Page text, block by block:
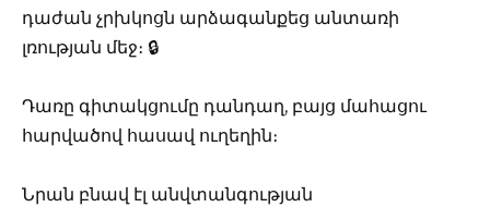
դաժան չրխկոցն արձագանքեց անտառի
լռության մեջ։ 🔒
Դառը գիտակցումը դանդաղ, բայց մահացու
հարվածով հասավ ուղեղին։
Նրան բնավ էլ անվտանգության